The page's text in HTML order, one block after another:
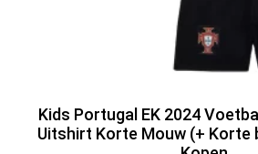
Kids Portugal EK 2024
Uitshirt Korte Mouw (+ Korte